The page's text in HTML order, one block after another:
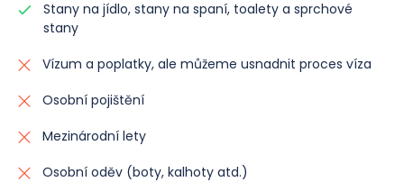
Stany na jídlo, stany na spaní, toalety a sprchové
stany
Vízum a poplatky, ale můžeme usnadnit proces víza
Osobní pojištění
Mezinárodní lety
Osobní oděv (boty, kalhoty atd.)